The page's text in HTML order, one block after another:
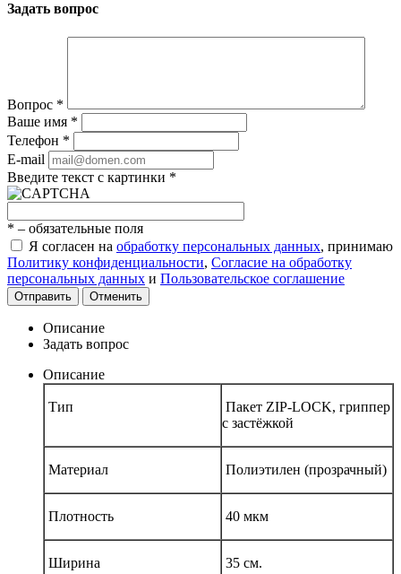
Задать вопрос
Вопрос *
Ваше имя *
Телефон *
E-mail
Введите текст с картинки *
* – обязательные поля
Я согласен на обработку персональных данных, принимаю
Политику конфиденциальности, Согласие на обработку
персональных данных и Пользовательское соглашение
Отправить Отменить
Описание
Задать вопрос
Описание
Тип
Пакет ZIP-LOCK, гриппер
с застёжкой
Материал Полиэтилен (прозрачный)
Плотность 40 мкм
Ширина 35 см.